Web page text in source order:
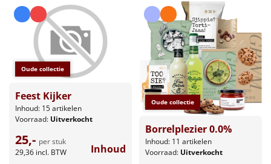
Oude collectie
Feest Kijker
Inhoud: 15 artikelen
Voorraad: Uitverkocht
25,- per stuk
29,36 incl. BTW Inhoud
Oude collectie
Borrelplezier 0.0%
Inhoud: 11 artikelen
Voorraad: Uitverkocht